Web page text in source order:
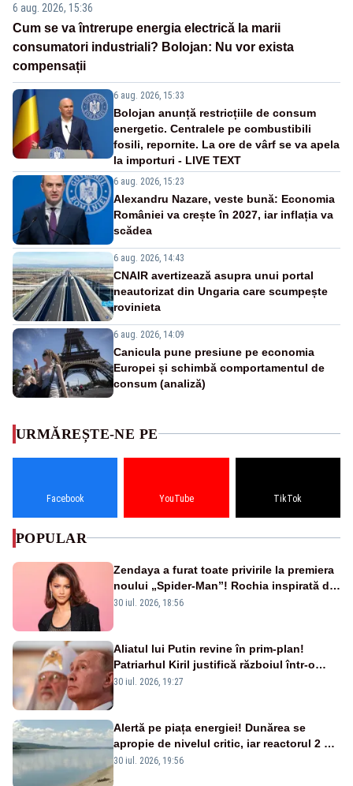
6 aug. 2026, 15:36
Cum se va întrerupe energia electrică la marii
consumatori industriali? Bolojan: Nu vor exista
compensații
6 aug. 2026, 15:33
Bolojan anunță restricțiile de consum
energetic. Centralele pe combustibili
fosili, repornite. La ore de vârf se va apela
la importuri - LIVE TEXT
6 aug. 2026, 15:23
Alexandru Nazare, veste bună: Economia
României va crește în 2027, iar inflația va
scădea
6 aug. 2026, 14:43
CNAIR avertizează asupra unui portal
neautorizat din Ungaria care scumpește
rovinieta
6 aug. 2026, 14:09
Canicula pune presiune pe economia
Europei și schimbă comportamentul de
consum (analiză)
URMĂREȘTE-NE PE
Facebook YouTube TikTok
POPULAR
Zendaya a furat toate privirile la premiera
noului „Spider-Man”! Rochia inspirată de
pânza de păianjen a făcut senzație
30 iul. 2026, 18:56
Aliatul lui Putin revine în prim-plan!
Patriarhul Kiril justifică războiul într-o
nouă carte
30 iul. 2026, 19:27
Alertă pe piața energiei! Dunărea se
apropie de nivelul critic, iar reactorul 2 de
la Cernavodă ar putea fi oprit
30 iul. 2026, 19:56